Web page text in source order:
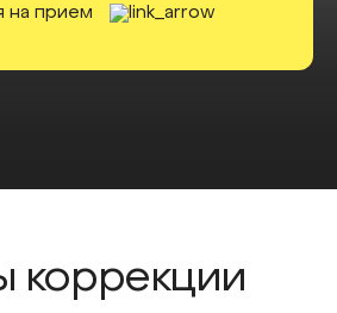
на прием
коррекции